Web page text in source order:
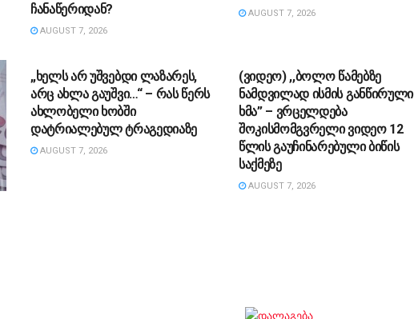
ჩანაწერიდან?
AUGUST 7, 2026
AUGUST 7, 2026
„ხელს არ უშვებდი ლაზარეს,
არც ახლა გაუშვი…“ – რას წერს
ახლობელი ხობში
დატრიალებულ ტრაგედიაზე
AUGUST 7, 2026
(ვიდეო) ,,ბოლო წამებზე
ნამდვილად ისმის განწირული
ხმა” – ვრცელდება
შოკისმომგვრელი ვიდეო 12
წლის გაუჩინარებული ბიწის
საქმეზე
AUGUST 7, 2026